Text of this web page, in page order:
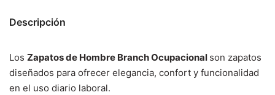
Descripción
Los Zapatos de Hombre Branch Ocupacional son zapatos
diseñados para ofrecer elegancia, confort y funcionalidad
en el uso diario laboral.